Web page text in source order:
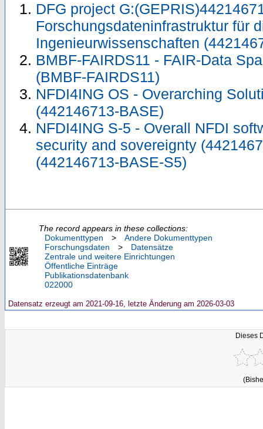
DFG project
Forschungsdateninfrastruktur für
Ingenieurwissenschaften
BMBF-FAIRDS11 - FAIR-Data
(BMBF-FAIRDS11)
NFDI4ING OS - Overarching
(442146713-BASE)
NFDI4ING S-5 - Overall NFDI
security and sovereignty
(442146713-BASE-S5)
The record appears in these collections:
Dokumenttypen
>
Andere Dokumenttypen
Forschungsdaten
>
Datensätze
Zentrale und weitere Einrichtungen
Öffentliche Einträge
Publikationsdatenbank
022000
Datensatz erzeugt am 2021-09-16, letzte Änderung am 2026-03-03
Dieses